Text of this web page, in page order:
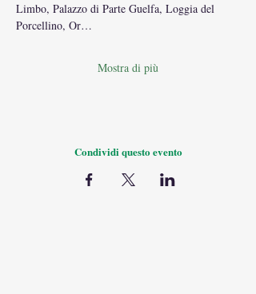
Limbo, Palazzo di Parte Guelfa, Loggia del
Porcellino, Or…
Mostra di più
Condividi questo evento